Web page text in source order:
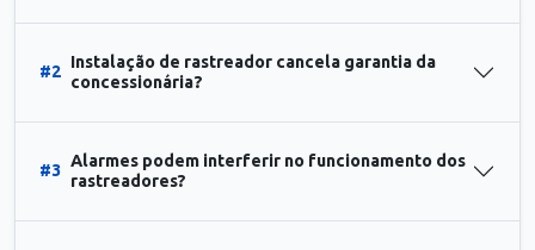
#2
Instalação de rastreador cancela garantia da
concessionária?
#3
Alarmes podem interferir no funcionamento dos
rastreadores?